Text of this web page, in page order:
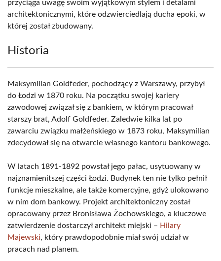
przyciąga uwagę swoim wyjątkowym stylem i detalami
architektonicznymi, które odzwierciedlają ducha epoki, w
której został zbudowany.
Historia
Maksymilian Goldfeder, pochodzący z Warszawy, przybył
do Łodzi w 1870 roku. Na początku swojej kariery
zawodowej związał się z bankiem, w którym pracował
starszy brat, Adolf Goldfeder. Zaledwie kilka lat po
zawarciu związku małżeńskiego w 1873 roku, Maksymilian
zdecydował się na otwarcie własnego kantoru bankowego.
W latach 1891-1892 powstał jego pałac, usytuowany w
najznamienitszej części Łodzi. Budynek ten nie tylko pełnił
funkcje mieszkalne, ale także komercyjne, gdyż ulokowano
w nim dom bankowy. Projekt architektoniczny został
opracowany przez Bronisława Żochowskiego, a kluczowe
zatwierdzenie dostarczył architekt miejski – Hilary
Majewski, który prawdopodobnie miał swój udział w
pracach nad planem.